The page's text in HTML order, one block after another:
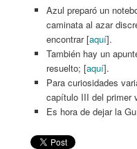
Azul preparó un
caminata al azar
encontrar [aquí].
También hay un
resuelto; [aquí].
Para curiosidades
capítulo III del primer
Es hora de dejar la